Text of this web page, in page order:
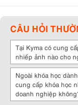
CÂU HỎI
Tại Kyma có cung
nhiếp ảnh nào cho
Ngoài khóa học
cung cấp khóa học
doanh nghiệp